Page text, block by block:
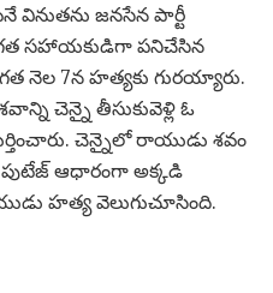
వినుతను జనసేన పార్టీ
సహాయకుడిగా పనిచేసిన
నెల 7న హత్యకు గురయ్యారు.
చెన్నై తీసుకువెళ్లి ఓ
చెన్నైలో రాయుడు శవం
ఆధారంగా అక్కడి
హత్య వెలుగుచూసింది.